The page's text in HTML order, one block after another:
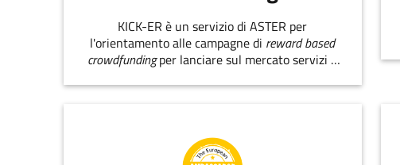
KICK-ER è un servizio di ASTER per
l'orientamento alle campagne di reward based
crowdfundingper lanciare sul mercato servizi e